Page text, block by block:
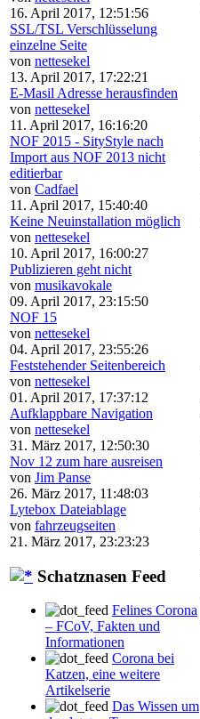
16. April 2017, 12:51:56
SSL/TSL Verschlüsselung
einzelne Seite
von nettesekel
13. April 2017, 17:22:21
E-Masil Adresse herausfinden
von nettesekel
11. April 2017, 16:16:20
NOF 2015 - SityStyle nach
Import aus NOF 2013 nicht
editierbar
von Cadfael
11. April 2017, 15:40:40
Keine Neuinstallation möglich
von nettesekel
10. April 2017, 16:00:27
Publizieren geht nicht
von musikavokale
09. April 2017, 23:15:50
NOF 15
von nettesekel
04. April 2017, 23:55:26
Feststehender Seitenbereich
von nettesekel
01. April 2017, 17:37:12
Aufklappbare Navigation
von nettesekel
31. März 2017, 12:50:30
Nov 12 zum hare ausreisen
von Jim Panse
26. März 2017, 11:48:03
Lytebox Dateiablage
von fahrzeugseiten
21. März 2017, 23:23:23
Schatznasen Feed
Felines Corona
– FCoV, Fakten und
Informationen
Corona bei
Katzen, eine weitere
Artikelserie
Das Wissen um